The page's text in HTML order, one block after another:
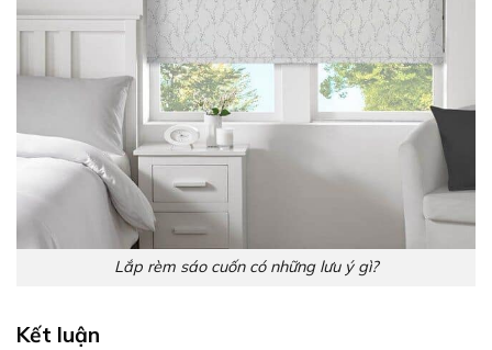
Lắp rèm sáo cuốn có những lưu ý gì?
Kết luận